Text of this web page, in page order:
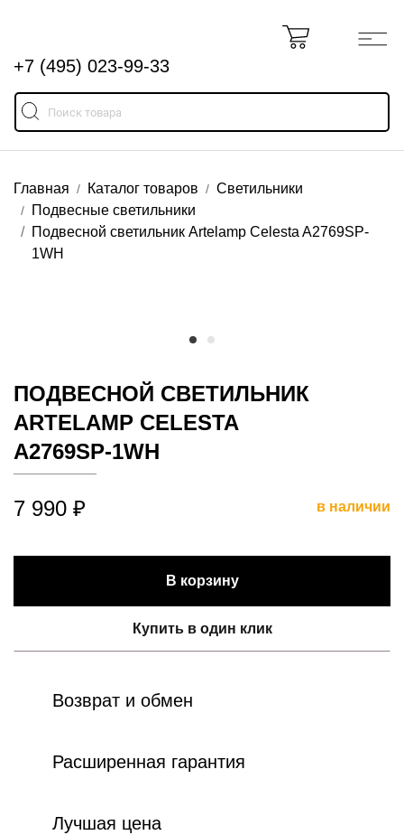
+7 (495) 023-99-33
Главная Каталог товаров
Светильники
Подвесные светильники
Подвесной светильник Artelamp Celesta A2769SP-
1WH
ПОДВЕСНОЙ СВЕТИЛЬНИК
ARTELAMP CELESTA
A2769SP-1WH
7 990 ₽ в наличии
В корзину
Купить в один клик
Возврат и обмен
Расширенная гарантия
Лучшая цена